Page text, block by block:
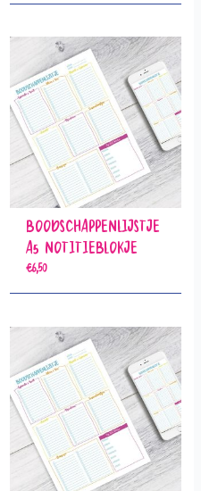
Boodschappenlijstje
A5 Notitieblokje
€6,50